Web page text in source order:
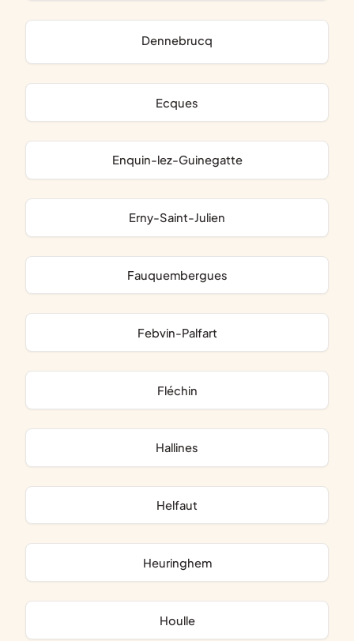
Dennebrucq
Ecques
Enquin-lez-Guinegatte
Erny-Saint-Julien
Fauquembergues
Febvin-Palfart
Fléchin
Hallines
Helfaut
Heuringhem
Houlle